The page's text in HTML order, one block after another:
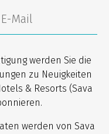
werden Sie die
zu Neuigkeiten
& Resorts (Sava
werden von Sava